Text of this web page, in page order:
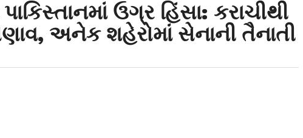
ઉગ્ર હિંસા: કરાચીથી
અનેક શહેરોમાં સેનાની તૈનાતી